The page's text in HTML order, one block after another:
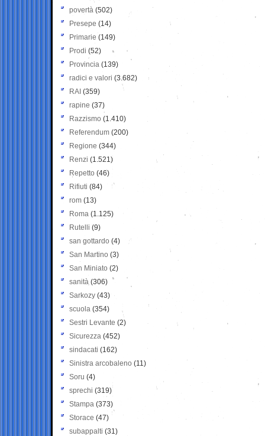
povertà (502)
Presepe (14)
Primarie (149)
Prodi (52)
Provincia (139)
radici e valori (3.682)
RAI (359)
rapine (37)
Razzismo (1.410)
Referendum (200)
Regione (344)
Renzi (1.521)
Repetto (46)
Rifiuti (84)
rom (13)
Roma (1.125)
Rutelli (9)
san gottardo (4)
San Martino (3)
San Miniato (2)
sanità (306)
Sarkozy (43)
scuola (354)
Sestri Levante (2)
Sicurezza (452)
sindacati (162)
Sinistra arcobaleno (11)
Soru (4)
sprechi (319)
Stampa (373)
Storace (47)
subappalti (31)